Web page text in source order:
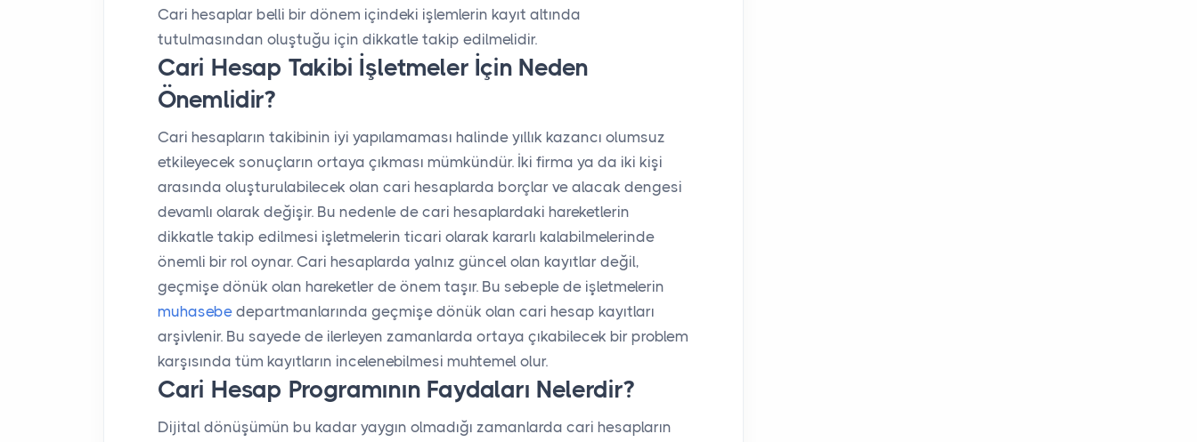
Cari hesaplar belli bir dönem içindeki işlemlerin kayıt altında
tutulmasından oluştuğu için dikkatle takip edilmelidir.
Cari Hesap Takibi İşletmeler İçin Neden
Önemlidir?
Cari hesapların takibinin iyi yapılamaması halinde yıllık kazancı olumsuz
etkileyecek sonuçların ortaya çıkması mümkündür. İki firma ya da iki kişi
arasında oluşturulabilecek olan cari hesaplarda borçlar ve alacak dengesi
devamlı olarak değişir. Bu nedenle de cari hesaplardaki hareketlerin
dikkatle takip edilmesi işletmelerin ticari olarak kararlı kalabilmelerinde
önemli bir rol oynar. Cari hesaplarda yalnız güncel olan kayıtlar değil,
geçmişe dönük olan hareketler de önem taşır. Bu sebeple de işletmelerin
muhasebe departmanlarında geçmişe dönük olan cari hesap kayıtları
arşivlenir. Bu sayede de ilerleyen zamanlarda ortaya çıkabilecek bir problem
karşısında tüm kayıtların incelenebilmesi muhtemel olur.
Cari Hesap Programının Faydaları Nelerdir?
Dijital dönüşümün bu kadar yaygın olmadığı zamanlarda cari hesapların